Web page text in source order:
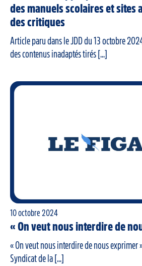
des manuels scolaires et sites
des critiques
Article paru dans le JDD du 13 octobre
des contenus inadaptés tirés [...]
10 octobre 2024
« On veut nous interdire de
« On veut nous interdire de nous exprimer
Syndicat de la [...]